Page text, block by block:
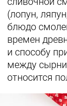
(лопун,
блюдо
времен
и способу
между
относится